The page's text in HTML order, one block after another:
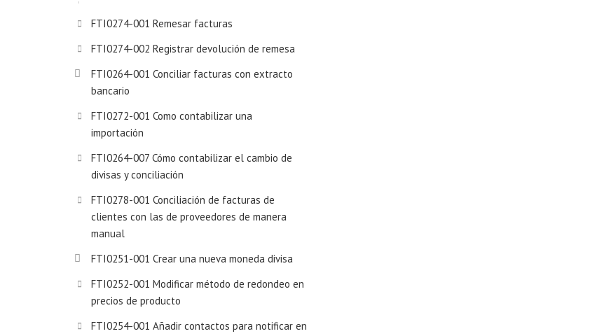
FTI0274-001 Remesar facturas
FTI0274-002 Registrar devolución de remesa
FTI0264-001 Conciliar facturas con extracto
bancario
FTI0272-001 Como contabilizar una
importación
FTI0264-007 Cómo contabilizar el cambio de
divisas y conciliación
FTI0278-001 Conciliación de facturas de
clientes con las de proveedores de manera
manual
FTI0251-001 Crear una nueva moneda divisa
FTI0252-001 Modificar método de redondeo en
precios de producto
FTI0254-001 Añadir contactos para notificar en